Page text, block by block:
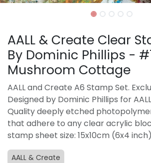
AALL & Create Clear
By Dominic Phillips -
Mushroom Cottage
AALL and Create A6 Stamp Set.
Designed by Dominic Phillips for
Quality deeply etched
that adhere to any clear acrylic
stamp sheet size: 15x10cm (6x4
AALL & Create